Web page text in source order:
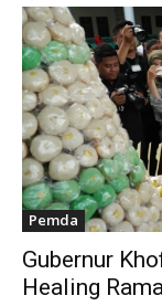
Pemda
Gubernur
Healing